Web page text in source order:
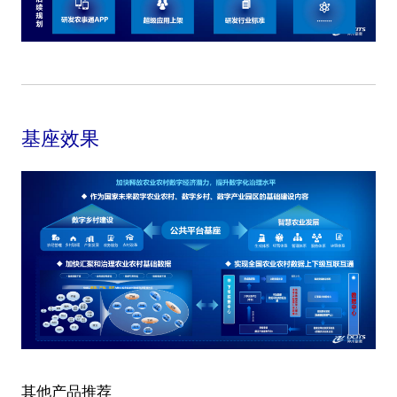
基座效果
其他产品推荐